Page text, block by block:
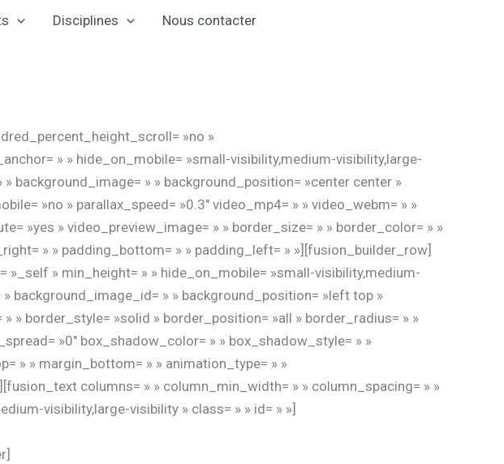
Disciplines Nous contacter
»no »
» » hide_on_mobile= »small-visibility,medium-visibility,large-
background_image= » » background_position= »center center »
»no » parallax_speed= »0.3″ video_mp4= » » video_webm= » »
»yes » video_preview_image= » » border_size= » » border_color= » »
» » padding_bottom= » » padding_left= » »][fusion_builder_row]
»_self » min_height= » » hide_on_mobile= »small-visibility,medium-
background_image_id= » » background_position= »left top »
» border_style= »solid » border_position= »all » border_radius= » »
»0″ box_shadow_color= » » box_shadow_style= » »
» » margin_bottom= » » animation_type= » »
columns= » » column_min_width= » » column_spacing= » »
visibility,large-visibility » class= » » id= » »]